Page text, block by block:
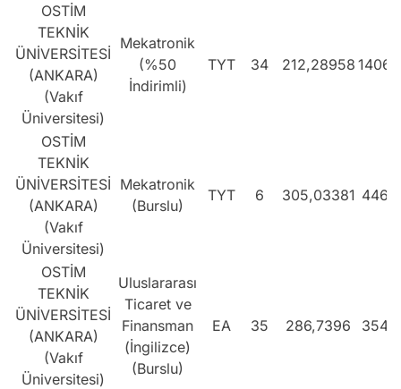
OSTİM
TEKNİK
ÜNİVERSİTESİ
(ANKARA)
(Vakıf
Üniversitesi)
Mekatronik
(%50
İndirimli)
TYT 34 212,28958
OSTİM
TEKNİK
ÜNİVERSİTESİ
(ANKARA)
(Vakıf
Üniversitesi)
Mekatronik
(Burslu)
TYT 6 305,03381
OSTİM
TEKNİK
ÜNİVERSİTESİ
(ANKARA)
(Vakıf
Üniversitesi)
Uluslararası
Ticaret ve
Finansman
(İngilizce)
(Burslu)
EA 35 286,7396